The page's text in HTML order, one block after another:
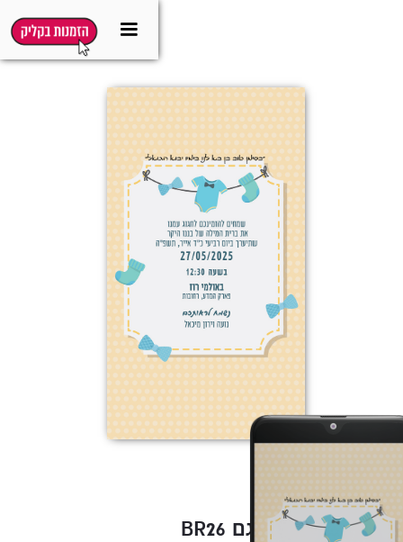
BR26 הזמנה לברית דגם